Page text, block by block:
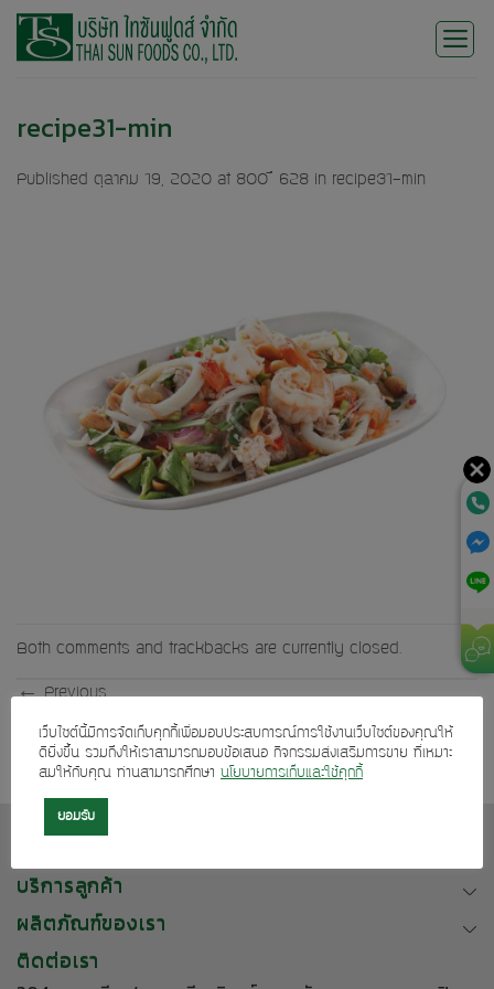
Skip
recipe31-min
Published ตุลาคม 19, 2020 at 800 × 628 in recipe31-min
Both comments and trackbacks are currently closed.
←Previous
Next →
บริการลูกค้า
ผลิตภัณฑ์ของเรา
ติดต่อเรา
เว็บไซต์นี้มีการจัดเก็บคุกกี้เพื่อมอบประสบการณ์การใช้งานเว็บไซต์ของคุณให้
ดียิ่งขึ้น รวมถึงให้เราสามารถมอบข้อเสนอ กิจกรรมส่งเสริมการขาย ที่เหมาะ
สมให้กับคุณ ท่านสามารถศึกษา นโยบายการเก็บและใช้คุกกี้
ยอมรับ